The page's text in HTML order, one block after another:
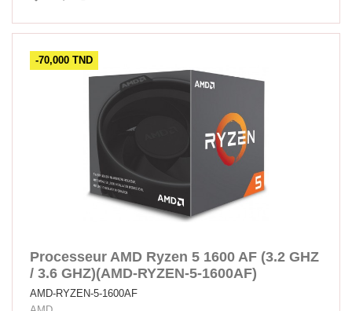
-70,000 TND
Processeur AMD Ryzen 5 1600 AF (3.2 GHZ
/ 3.6 GHZ)(AMD-RYZEN-5-1600AF)
AMD-RYZEN-5-1600AF